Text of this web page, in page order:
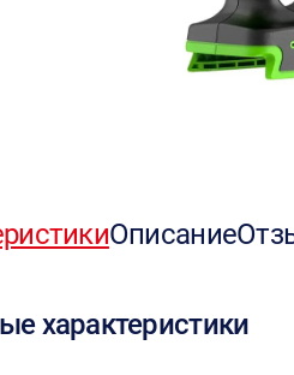
Описание
характеристики